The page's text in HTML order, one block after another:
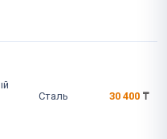
Сталь 30 400 ₸